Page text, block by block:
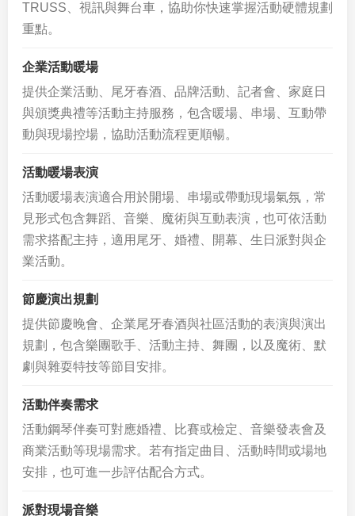
TRUSS、視訊與舞台車，協助你快速掌握活動硬體規劃
重點。
企業活動暖場
提供企業活動、尾牙春酒、品牌活動、記者會、家庭日
與頒獎典禮等活動主持服務，包含暖場、串場、互動帶
動與現場控場，協助活動流程更順暢。
活動暖場表演
活動暖場表演適合用於開場、串場或帶動現場氣氛，常
見形式包含舞蹈、音樂、魔術與互動表演，也可依活動
需求搭配主持，適用尾牙、婚禮、開幕、生日派對與企
業活動。
節慶演出規劃
提供節慶晚會、企業尾牙春酒與社區活動的表演與演出
規劃，包含樂團歌手、活動主持、舞團，以及魔術、默
劇與雜耍特技等節目安排。
活動伴奏需求
活動鋼琴伴奏可對應婚禮、比賽或檢定、音樂發表會及
商業活動等現場需求。若有指定曲目、活動時間或場地
安排，也可進一步評估配合方式。
派對現場音樂